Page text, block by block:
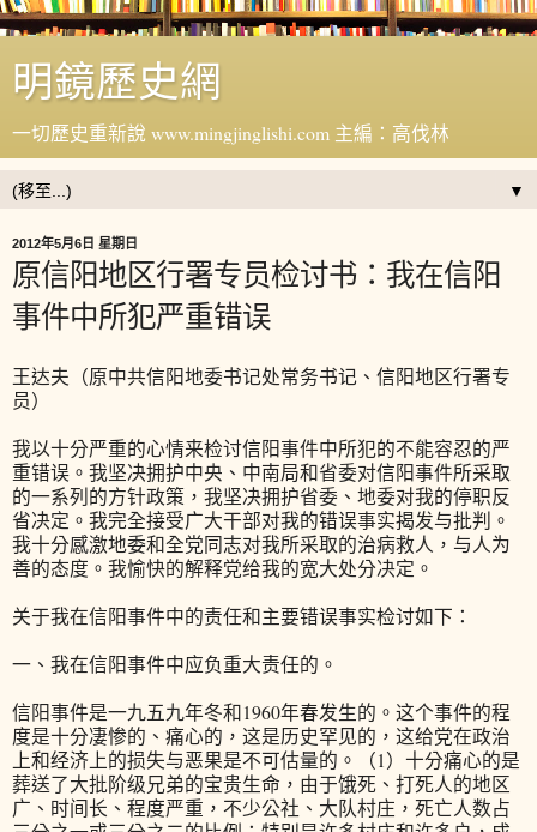
明鏡歷史網
一切歷史重新說 www.mingjinglishi.com 主編：高伐林
▼
2012年5月6日 星期日
原信阳地区行署专员检讨书：我在信阳
事件中所犯严重错误
王达夫（原中共信阳地委书记处常务书记、信阳地区行署专
员）
我以十分严重的心情来检讨信阳事件中所犯的不能容忍的严
重错误。我坚决拥护中央、中南局和省委对信阳事件所采取
的一系列的方针政策，我坚决拥护省委、地委对我的停职反
省决定。我完全接受广大干部对我的错误事实揭发与批判。
我十分感激地委和全党同志对我所采取的治病救人，与人为
善的态度。我愉快的解释党给我的宽大处分决定。
关于我在信阳事件中的责任和主要错误事实检讨如下：
一、我在信阳事件中应负重大责任的。
信阳事件是一九五九年冬和1960年春发生的。这个事件的程
度是十分凄惨的、痛心的，这是历史罕见的，这给党在政治
上和经济上的损失与恶果是不可估量的。（1）十分痛心的是
葬送了大批阶级兄弟的宝贵生命，由于饿死、打死人的地区
广、时间长、程度严重，不少公社、大队村庄，死亡人数占